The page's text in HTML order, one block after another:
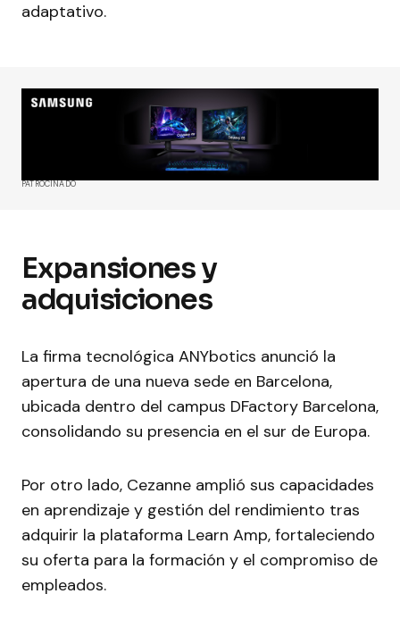
adaptativo.
PATROCINADO
Expansiones y
adquisiciones
La firma tecnológica ANYbotics anunció la
apertura de una nueva sede en Barcelona,
ubicada dentro del campus DFactory Barcelona,
consolidando su presencia en el sur de Europa.
Por otro lado, Cezanne amplió sus capacidades
en aprendizaje y gestión del rendimiento tras
adquirir la plataforma Learn Amp, fortaleciendo
su oferta para la formación y el compromiso de
empleados.